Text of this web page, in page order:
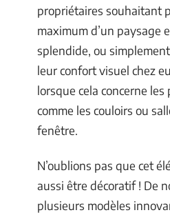
propriétaires souhaitant
maximum d’un paysage
splendide, ou
leur confort visuel chez
lorsque cela concerne les
comme les couloirs ou
fenêtre.
N’oublions pas que cet
aussi être décoratif ! De
plusieurs modèles